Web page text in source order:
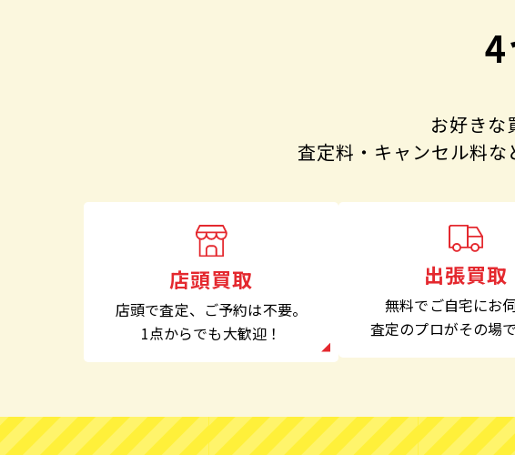
お好きな
査定料・キャンセル料な
店頭買取
店頭で査定、 ご予約は不要。
1点からでも大歓迎！
出張買取
無料でご自宅にお伺
査定のプロがその場